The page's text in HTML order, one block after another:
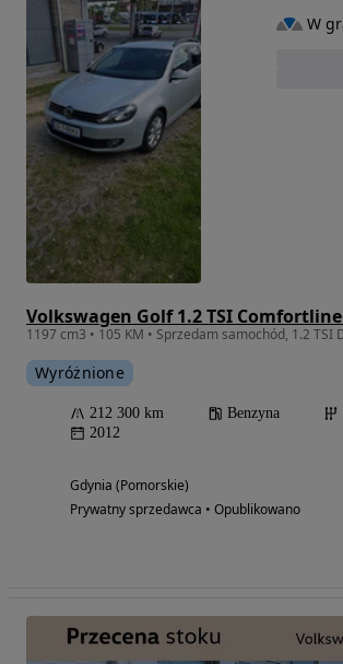
Volkswagen Golf 1.2 TSI Comfortline
Wyróżnione
212 300 km Benzyna
2012
Gdynia (Pomorskie)
Prywatny sprzedawca • Opublikowano
W